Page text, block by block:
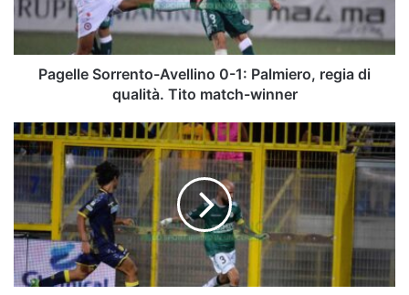
regia
di
qualità.
Pagelle Sorrento-Avellino 0-1: Palmiero, regia di
qualità. Tito match-winner
Avellino,
la
gioia
Tito:
"È
un
goal
che